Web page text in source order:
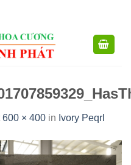
600 × 400 in Ivory Peqrl